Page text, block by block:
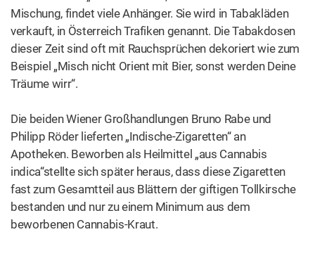
Die beiden Wiener Großhandlungen Bruno Rabe und
Philipp Röder lieferten „Indische-Zigaretten“ an
Apotheken. Beworben als Heilmittel „aus Cannabis
indica“stellte sich später heraus, dass diese Zigaretten
fast zum Gesamtteil aus Blättern der giftigen Tollkirsche
beworbenen Cannabis-Kraut.
Abbildung: Zeitungsinserat
für Cannabis-Zigaretten aus
dem Jahr 1877